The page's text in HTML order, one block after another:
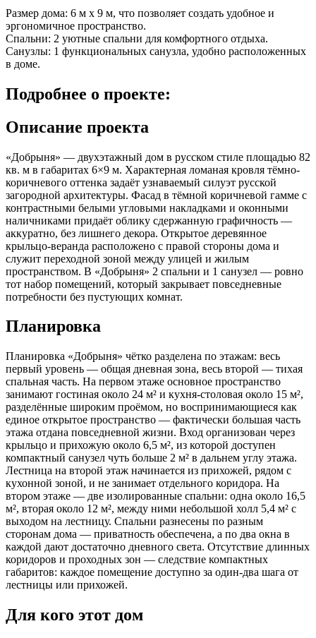
Размер дома: 6 м x 9 м, что позволяет создать удобное и
эргономичное пространство.
Спальни: 2 уютные спальни для комфортного отдыха.
Санузлы: 1 функциональных санузла, удобно расположенных
в доме.
Подробнее о проекте:
Описание проекта
«Добрыня» — двухэтажный дом в русском стиле площадью 82
кв. м в габаритах 6×9 м. Характерная ломаная кровля тёмно-
коричневого оттенка задаёт узнаваемый силуэт русской
загородной архитектуры. Фасад в тёмной коричневой гамме с
контрастными белыми угловыми накладками и оконными
наличниками придаёт облику сдержанную графичность —
аккуратно, без лишнего декора. Открытое деревянное
крыльцо-веранда расположено с правой стороны дома и
служит переходной зоной между улицей и жилым
пространством. В «Добрыня» 2 спальни и 1 санузел — ровно
тот набор помещений, который закрывает повседневные
потребности без пустующих комнат.
Планировка
Планировка «Добрыня» чётко разделена по этажам: весь
первый уровень — общая дневная зона, весь второй — тихая
спальная часть. На первом этаже основное пространство
занимают гостиная около 24 м² и кухня-столовая около 15 м²,
разделённые широким проёмом, но воспринимающиеся как
единое открытое пространство — фактически большая часть
этажа отдана повседневной жизни. Вход организован через
крыльцо и прихожую около 6,5 м², из которой доступен
компактный санузел чуть больше 2 м² в дальнем углу этажа.
Лестница на второй этаж начинается из прихожей, рядом с
кухонной зоной, и не занимает отдельного коридора. На
втором этаже — две изолированные спальни: одна около 16,5
м², вторая около 12 м², между ними небольшой холл 5,4 м² с
выходом на лестницу. Спальни разнесены по разным
сторонам дома — приватность обеспечена, а по два окна в
каждой дают достаточно дневного света. Отсутствие длинных
коридоров и проходных зон — следствие компактных
габаритов: каждое помещение доступно за один-два шага от
лестницы или прихожей.
Для кого этот дом